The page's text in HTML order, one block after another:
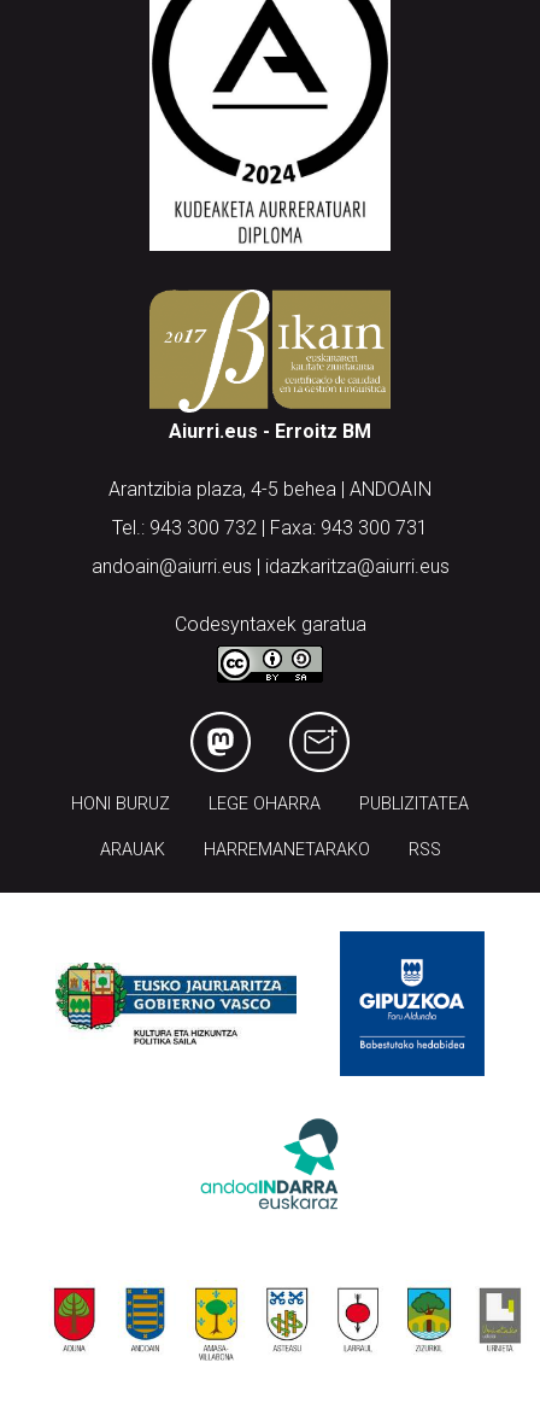
Aiurri.eus - Erroitz BM
Arantzibia plaza, 4-5 behea | ANDOAIN
Tel.: 943 300 732 | Faxa: 943 300 731
andoain@aiurri.eus | idazkaritza@aiurri.eus
Codesyntaxek garatua
HONI BURUZ LEGE OHARRA PUBLIZITATEA
ARAUAK HARREMANETARAKO RSS